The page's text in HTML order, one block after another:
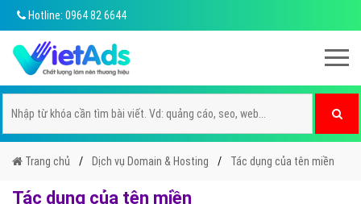
Hotline: 0964 82 6644
Trang chủ Dịch vụ Domain & Hosting Tác dụng của tên miền
Tác dụng của tên miền